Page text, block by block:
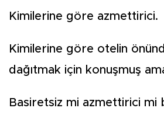
Kimilerine göre azmettirici.
Kimilerine göre otelin
dağıtmak için konuşmuş
Basiretsiz mi azmettirici mi